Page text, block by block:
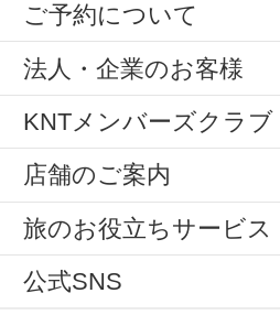
ご予約について
法人・企業のお客様
KNTメンバーズクラブ
店舗のご案内
旅のお役立ちサービス
公式SNS